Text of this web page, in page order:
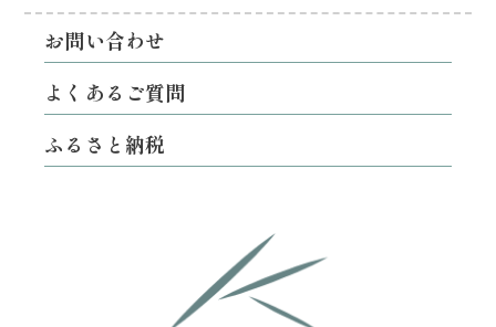
お問い合わせ
よくあるご質問
ふるさと納税